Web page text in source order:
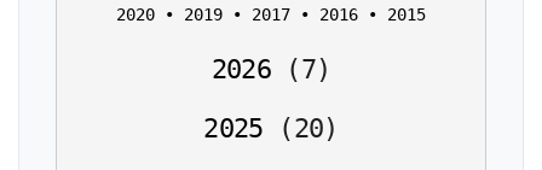
2020 • 2019 • 2017 • 2016 • 2015
2026 (7)
2025
(20)